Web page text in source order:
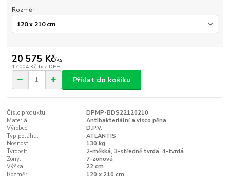
Rozměr
20 575 Kč/ks
17 004 Kč bez DPH
Přidat do košíku
Číslo produktu:
DPMP-BDS22120210
Materiál:
Antibakteriální a visco pěna
Výrobce:
D.P.V.
Typ potahu:
ATLANTIS
Nosnost:
130 kg
Tvrdost:
2-měkká, 3-středně tvrdá, 4-tvrdá
Zóny:
7-zónová
Výška:
22 cm
Rozměr:
120 x 210 cm